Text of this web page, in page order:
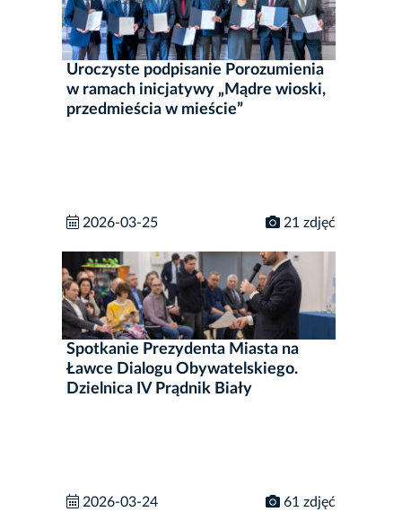
Uroczyste podpisanie Porozumienia
w ramach inicjatywy „Mądre wioski,
przedmieścia w mieście”
2026-03-25 21 zdjęć
Spotkanie Prezydenta Miasta na
Ławce Dialogu Obywatelskiego.
Dzielnica IV Prądnik Biały
2026-03-24 61 zdjęć